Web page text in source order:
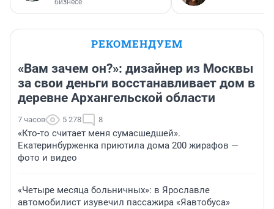
бизнесе
РЕКОМЕНДУЕМ
«Вам зачем он?»: дизайнер из Москвы
за свои деньги восстанавливает дом в
деревне Архангельской области
7 часов 5 278 8
«Кто-то считает меня сумасшедшей».
Екатеринбурженка приютила дома 200 жирафов —
фото и видео
«Четыре месяца больничных»: в Ярославле
автомобилист изувечил пассажира «Яавтобуса»